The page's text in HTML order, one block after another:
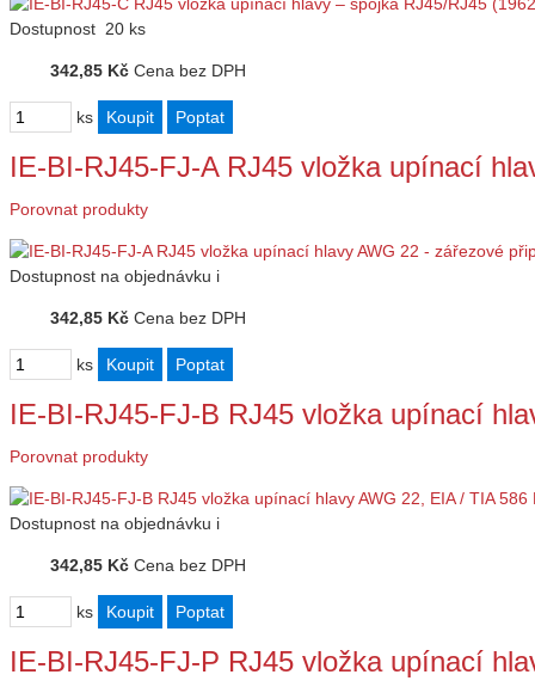
Dostupnost 20 ks
342,85 Kč Cena bez DPH
ks
IE-BI-RJ45-FJ-A RJ45 vložka upínací
Porovnat produkty
Dostupnost na objednávku i
342,85 Kč Cena bez DPH
ks
IE-BI-RJ45-FJ-B RJ45 vložka upínací
Porovnat produkty
Dostupnost na objednávku i
342,85 Kč Cena bez DPH
ks
IE-BI-RJ45-FJ-P RJ45 vložka upínací